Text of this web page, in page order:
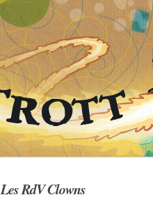
Les RdV Clowns